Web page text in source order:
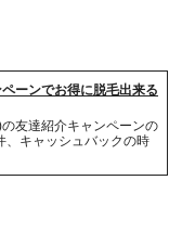
ーンでお得に脱毛出来る
友達紹介キャンペーンの
、キャッシュバックの時